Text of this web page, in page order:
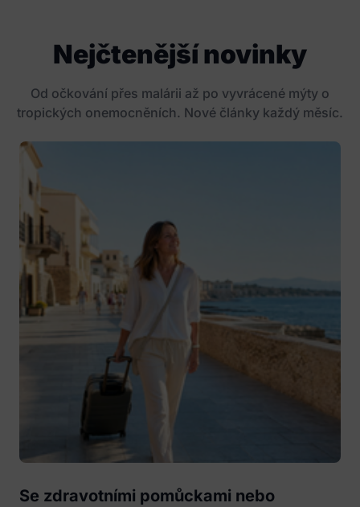
Nejčtenější novinky
Od očkování přes malárii až po vyvrácené mýty o
tropických onemocněních. Nové články každý měsíc.
Se zdravotními pomůckami nebo